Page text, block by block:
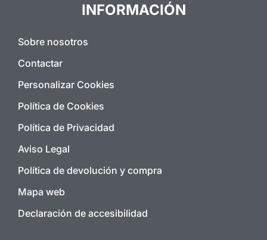
INFORMACIÓN
Sobre nosotros
Contactar
Personalizar Cookies
Política de Cookies
Política de Privacidad
Aviso Legal
Política de devolución y compra
Mapa web
Declaración de accesibilidad